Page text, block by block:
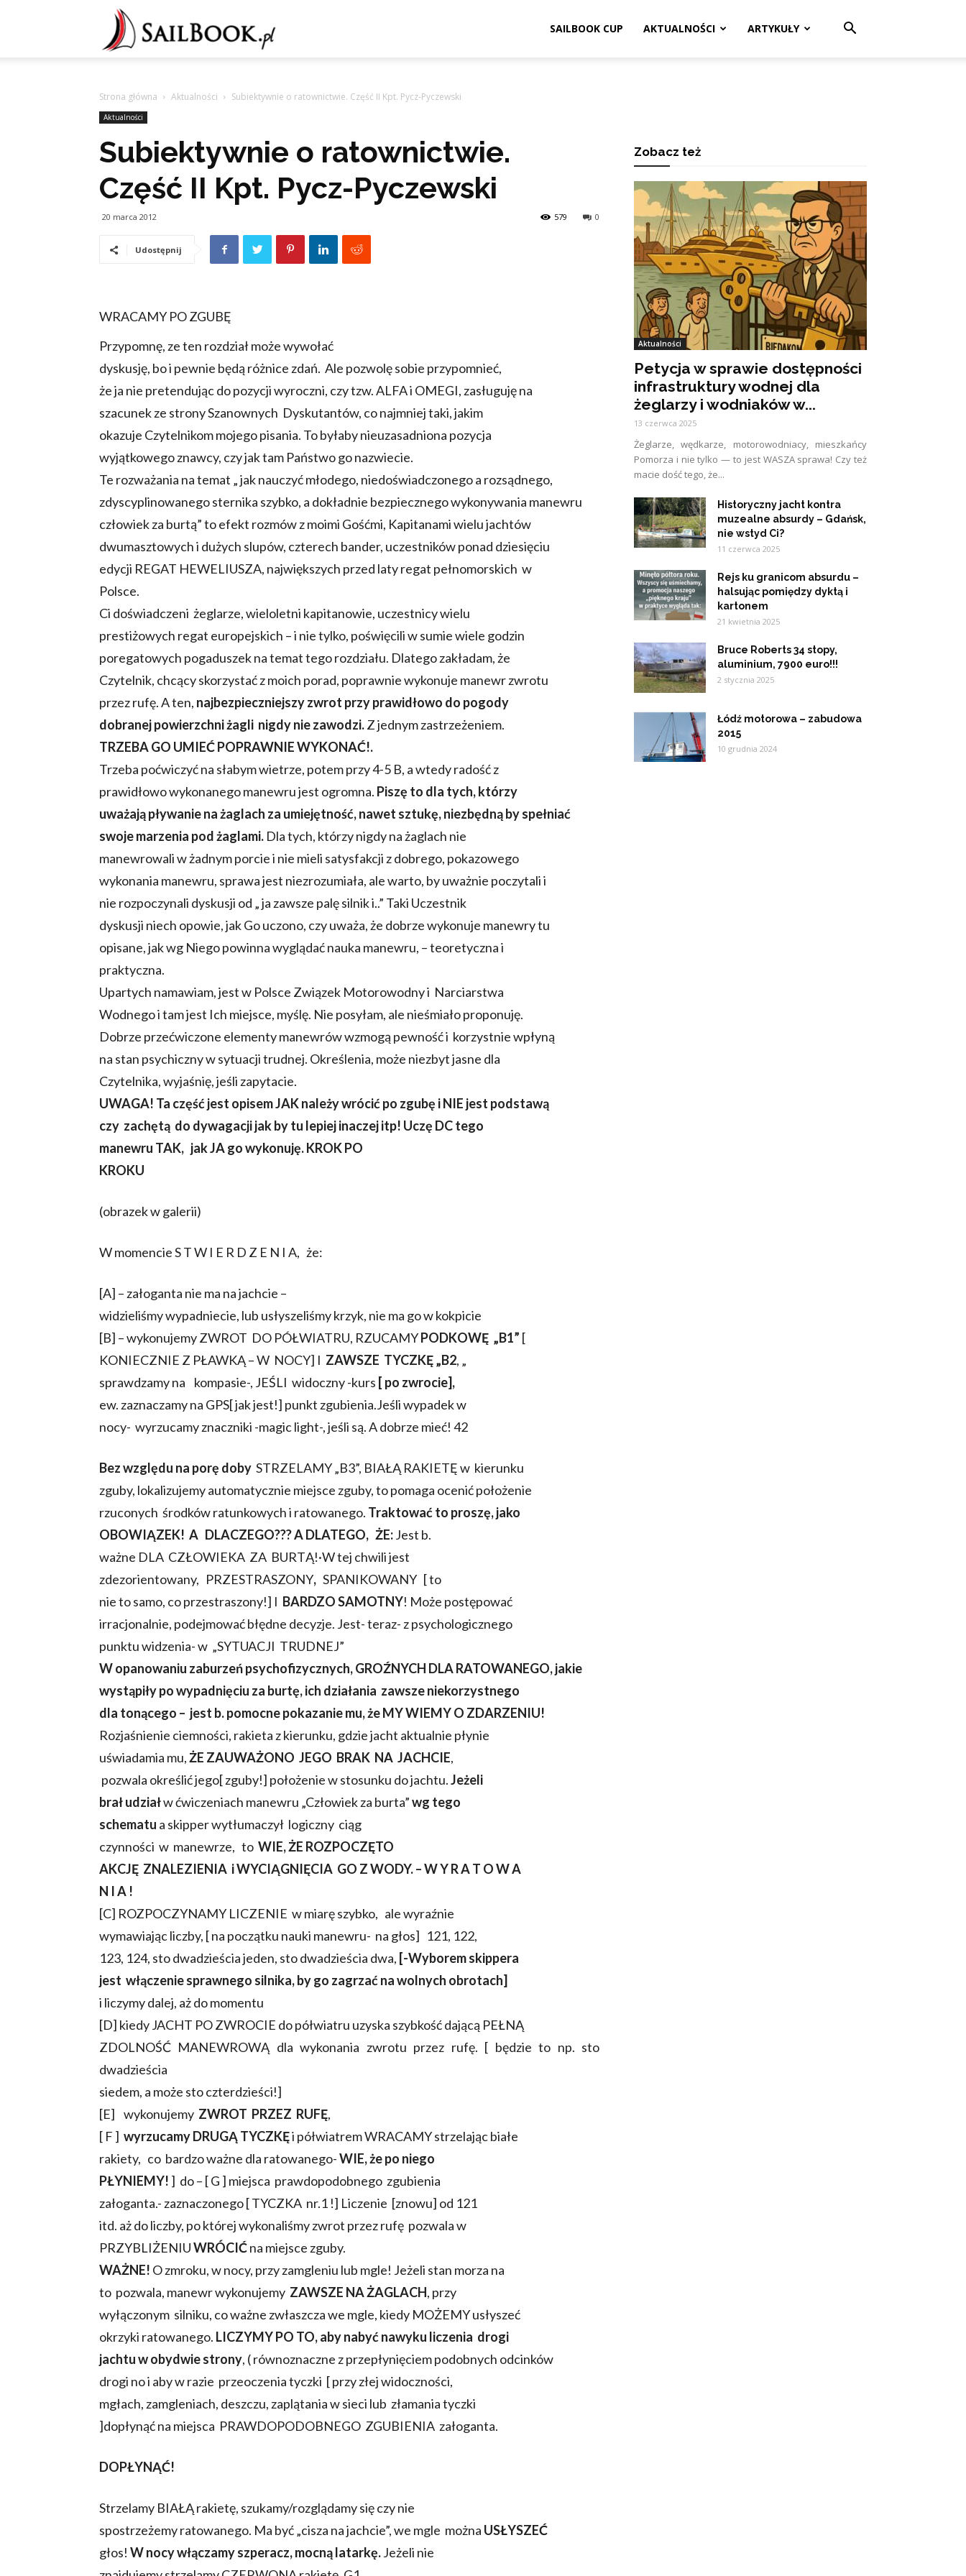
SAILBOOK CUP AKTUALNOŚCI ARTYKUŁY
Strona główna Aktualności Subiektywnie o ratownictwie. Część II Kpt. Pycz-Pyczewski
Aktualności
Subiektywnie o ratownictwie.
Część II Kpt. Pycz-Pyczewski
20 marca 2012 0
579
Udostępnij
WRACAMY PO ZGUBĘ
Przypomnę, ze ten rozdział może wywołać
dyskusję, bo i pewnie będą różnice zdań. Ale pozwolę sobie przypomnieć,
że ja nie pretendując do pozycji wyroczni, czy tzw. ALFA i OMEGI, zasługuję na
szacunek ze strony Szanownych Dyskutantów, co najmniej taki, jakim
okazuje Czytelnikom mojego pisania. To byłaby nieuzasadniona pozycja
wyjątkowego znawcy, czy jak tam Państwo go nazwiecie.
Te rozważania na temat „ jak nauczyć młodego, niedoświadczonego a rozsądnego,
zdyscyplinowanego sternika szybko, a dokładnie bezpiecznego wykonywania manewru
człowiek za burtą” to efekt rozmów z moimi Gośćmi, Kapitanami wielu jachtów
dwumasztowych i dużych slupów, czterech bander, uczestników ponad dziesięciu
edycji REGAT HEWELIUSZA, największych przed laty regat pełnomorskich w
Polsce.
Ci doświadczeni żeglarze, wieloletni kapitanowie, uczestnicy wielu
prestiżowych regat europejskich – i nie tylko, poświęcili w sumie wiele godzin
poregatowych pogaduszek na temat tego rozdziału. Dlatego zakładam, że
Czytelnik, chcący skorzystać z moich porad, poprawnie wykonuje manewr zwrotu
przez rufę. A ten, najbezpieczniejszy zwrot przy prawidłowo do pogody
dobranej powierzchni żagli nigdy nie zawodzi.Z jednym zastrzeżeniem.
TRZEBA GO UMIEĆ POPRAWNIE WYKONAĆ!.
Trzeba poćwiczyć na słabym wietrze, potem przy 4-5 B, a wtedy radość z
prawidłowo wykonanego manewru jest ogromna. Piszę to dla tych, którzy
uważają pływanie na żaglach za umiejętność, nawet sztukę, niezbędną by spełniać
swoje marzenia pod żaglami. Dla tych, którzy nigdy na żaglach nie
manewrowali w żadnym porcie i nie mieli satysfakcji z dobrego, pokazowego
wykonania manewru, sprawa jest niezrozumiała, ale warto, by uważnie poczytali i
nie rozpoczynali dyskusji od „ ja zawsze palę silnik i..” Taki Uczestnik
dyskusji niech opowie, jak Go uczono, czy uważa, że dobrze wykonuje manewry tu
opisane, jak wg Niego powinna wyglądać nauka manewru, – teoretyczna i
praktyczna.
Upartych namawiam, jest w Polsce Związek Motorowodny i Narciarstwa
Wodnego i tam jest Ich miejsce, myślę. Nie posyłam, ale nieśmiało proponuję.
Dobrze przećwiczone elementy manewrów wzmogą pewność i korzystnie wpłyną
na stan psychiczny w sytuacji trudnej. Określenia, może niezbyt jasne dla
Czytelnika, wyjaśnię, jeśli zapytacie.
UWAGA! Ta część jest opisem JAK należy wrócić po zgubę i NIE jest podstawą
czy zachętą do dywagacji jak by tu lepiej inaczej itp! Uczę DC tego
manewru TAK, jak JA go wykonuję. KROK PO
KROKU
(obrazek w galerii)
W momencie S T W I E R D Z E N I A, że:
[A] – załoganta nie ma na jachcie –
widzieliśmy wypadniecie, lub usłyszeliśmy krzyk, nie ma go w kokpicie
[B] – wykonujemy ZWROT DO PÓŁWIATRU, RZUCAMYPODKOWĘ „B1” [
KONIECZNIE Z PŁAWKĄ – W NOCY] I ZAWSZE TYCZKĘ „B2, „
sprawdzamy na kompasie-, JEŚLI widoczny -kurs [ po zwrocie],
ew. zaznaczamy na GPS[ jak jest!] punkt zgubienia.Jeśli wypadek w
nocy- wyrzucamy znaczniki -magic light-, jeśli są. A dobrze mieć! 42
Bez względu na porę doby STRZELAMY „B3”, BIAŁĄ RAKIETĘ w kierunku
zguby, lokalizujemy automatycznie miejsce zguby, to pomaga ocenić położenie
rzuconych środków ratunkowych i ratowanego. Traktować to proszę, jako
OBOWIĄZEK! A DLACZEGO??? A DLATEGO, ŻE:Jest b.
ważne DLA CZŁOWIEKA ZA BURTĄ!·W tej chwili jest
zdezorientowany, PRZESTRASZONY, SPANIKOWANY [ to
nie to samo, co przestraszony!] I BARDZO SAMOTNY! Może postępować
irracjonalnie, podejmować błędne decyzje. Jest- teraz- z psychologicznego
punktu widzenia- w „SYTUACJI TRUDNEJ”
W opanowaniu zaburzeń psychofizycznych, GROŹNYCH DLA RATOWANEGO, jakie
wystąpiły po wypadnięciu za burtę, ich działania zawsze niekorzystnego
dla tonącego – jest b. pomocne pokazanie mu, że MY WIEMY O ZDARZENIU!
Rozjaśnienie ciemności, rakieta z kierunku, gdzie jacht aktualnie płynie
uświadamia mu,ŻE ZAUWAŻONO JEGO BRAK NA JACHCIE,
pozwala określić jego[ zguby!] położenie w stosunku do jachtu.Jeżeli
brał udziałw ćwiczeniach manewru „Człowiek za burta”wg tego
schematu a skipper wytłumaczył logiczny ciąg
czynności w manewrze, to WIE, ŻE ROZPOCZĘTO
AKCJĘ ZNALEZIENIA i WYCIĄGNIĘCIA GO Z WODY. – W Y R A T O W A
N I A !
[C] ROZPOCZYNAMY LICZENIE w miarę szybko, ale wyraźnie
wymawiając liczby, [ na początku nauki manewru- na głos] 121, 122,
123, 124, sto dwadzieścia jeden, sto dwadzieścia dwa, [-Wyborem skippera
jest włączenie sprawnego silnika, by go zagrzać na wolnych obrotach]
i liczymy dalej, aż do momentu
[D] kiedy JACHT PO ZWROCIE do półwiatru uzyska szybkość dającą PEŁNĄ
ZDOLNOŚĆ MANEWROWĄ dla wykonania zwrotu przez rufę. [ będzie to np. sto
dwadzieścia
siedem, a może sto czterdzieści!]
[E] wykonujemy ZWROT PRZEZ RUFĘ,
[ F ] wyrzucamy DRUGĄ TYCZKĘi półwiatrem WRACAMY strzelając białe
rakiety, co bardzo ważne dla ratowanego-WIE, że po niego
PŁYNIEMY! ] do – [ G ] miejsca prawdopodobnego zgubienia
załoganta.- zaznaczonego [ TYCZKA nr.1 !] Liczenie [znowu] od 121
itd. aż do liczby, po której wykonaliśmy zwrot przez rufę pozwala w
PRZYBLIŻENIUWRÓCIĆna miejsce zguby.
WAŻNE! O zmroku, w nocy, przy zamgleniu lub mgle! Jeżeli stan morza na
to pozwala, manewr wykonujemy ZAWSZE NA ŻAGLACH, przy
wyłączonym silniku, co ważne zwłaszcza we mgle, kiedy MOŻEMY usłyszeć
okrzyki ratowanego. LICZYMY PO TO, aby nabyć nawyku liczenia drogi
jachtu w obydwie strony, ( równoznaczne z przepłynięciem podobnych odcinków
drogi no i aby w razie przeoczenia tyczki [ przy złej widoczności,
mgłach, zamgleniach, deszczu, zaplątania w sieci lub złamania tyczki
]dopłynąć na miejsca PRAWDOPODOBNEGO ZGUBIENIA załoganta.
DOPŁYNĄĆ!
Strzelamy BIAŁĄ rakietę, szukamy/rozglądamy się czy nie
spostrzeżemy ratowanego. Ma być „cisza na jachcie”, we mgle można USŁYSZEĆ
głos! W nocy włączamy szperacz, mocną latarkę.Jeżeli nie
Zobacz też
Aktualności
Petycja w sprawie dostępności
infrastruktury wodnej dla
żeglarzy i wodniaków w...
13 czerwca 2025
Żeglarze, wędkarze, motorowodniacy, mieszkańcy
Pomorza i nie tylko — to jest WASZA sprawa! Czy też
macie dość tego, że...
Historyczny jacht kontra
muzealne absurdy – Gdańsk,
nie wstyd Ci?
11 czerwca 2025
Rejs ku granicom absurdu –
halsując pomiędzy dyktą i
kartonem
21 kwietnia 2025
Bruce Roberts 34 stopy,
aluminium, 7900 euro!!!
2 stycznia 2025
Łódź motorowa – zabudowa
2015
10 grudnia 2024